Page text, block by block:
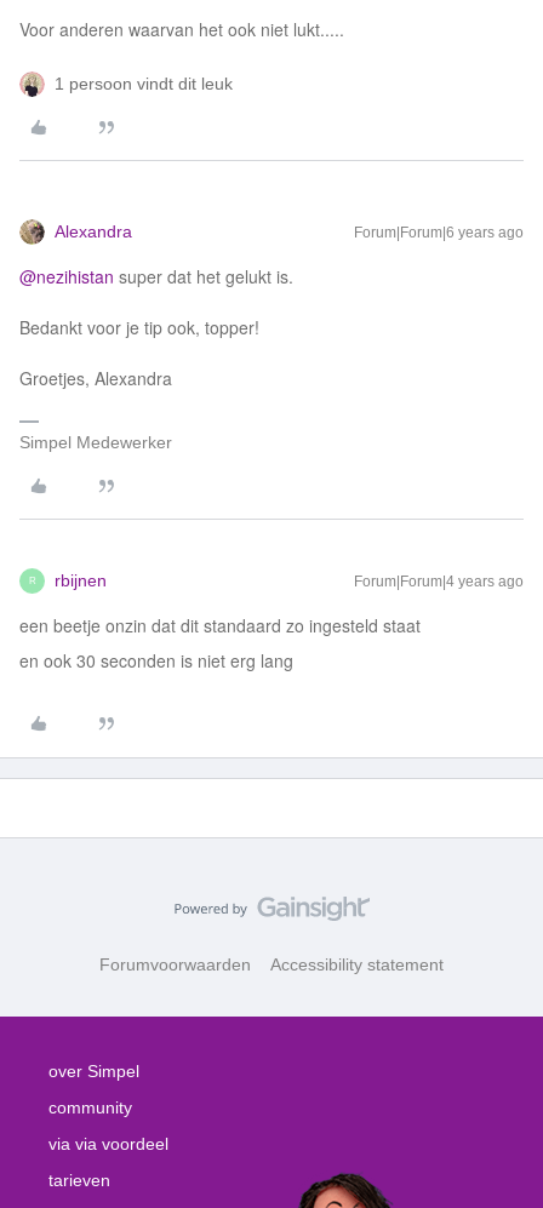
Voor anderen waarvan het ook niet lukt.....
1 persoon vindt dit leuk
Alexandra Forum|Forum|6 years ago
@nezihistan super dat het gelukt is.
Bedankt voor je tip ook, topper!
Groetjes, Alexandra
Simpel Medewerker
R rbijnen Forum|Forum|4 years ago
een beetje onzin dat dit standaard zo ingesteld staat
en ook 30 seconden is niet erg lang
Forumvoorwaarden Accessibility statement
over Simpel
community
via via voordeel
tarieven